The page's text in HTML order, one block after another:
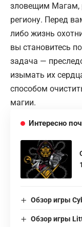
зловещим Магам,
региону. Перед
либо жизнь
вы становитесь
задача —
изымать их
способом
магии.
Интересно
Обзор игры
Обзор игры